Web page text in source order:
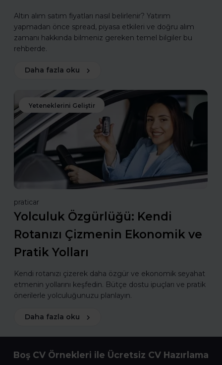
Altın alım satım fiyatları nasıl belirlenir? Yatırım
yapmadan önce spread, piyasa etkileri ve doğru alım
zamanı hakkında bilmeniz gereken temel bilgiler bu
rehberde.
Daha fazla oku
Yeteneklerini Geliştir
praticar
Yolculuk Özgürlüğü: Kendi
Rotanızı Çizmenin Ekonomik ve
Pratik Yolları
Kendi rotanızı çizerek daha özgür ve ekonomik seyahat
etmenin yollarını keşfedin. Bütçe dostu ipuçları ve pratik
önerilerle yolculuğunuzu planlayın.
Daha fazla oku
Boş CV Örnekleri ile Ücretsiz CV Hazırlama